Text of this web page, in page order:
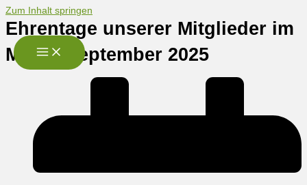
Zum Inhalt springen
Ehrentage unserer Mitglieder im
Monat September 2025